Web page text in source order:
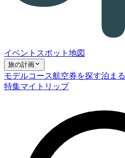
イベント スポット 地図
旅の計画
モデルコース航空券を探す泊まる
特集マイトリップ